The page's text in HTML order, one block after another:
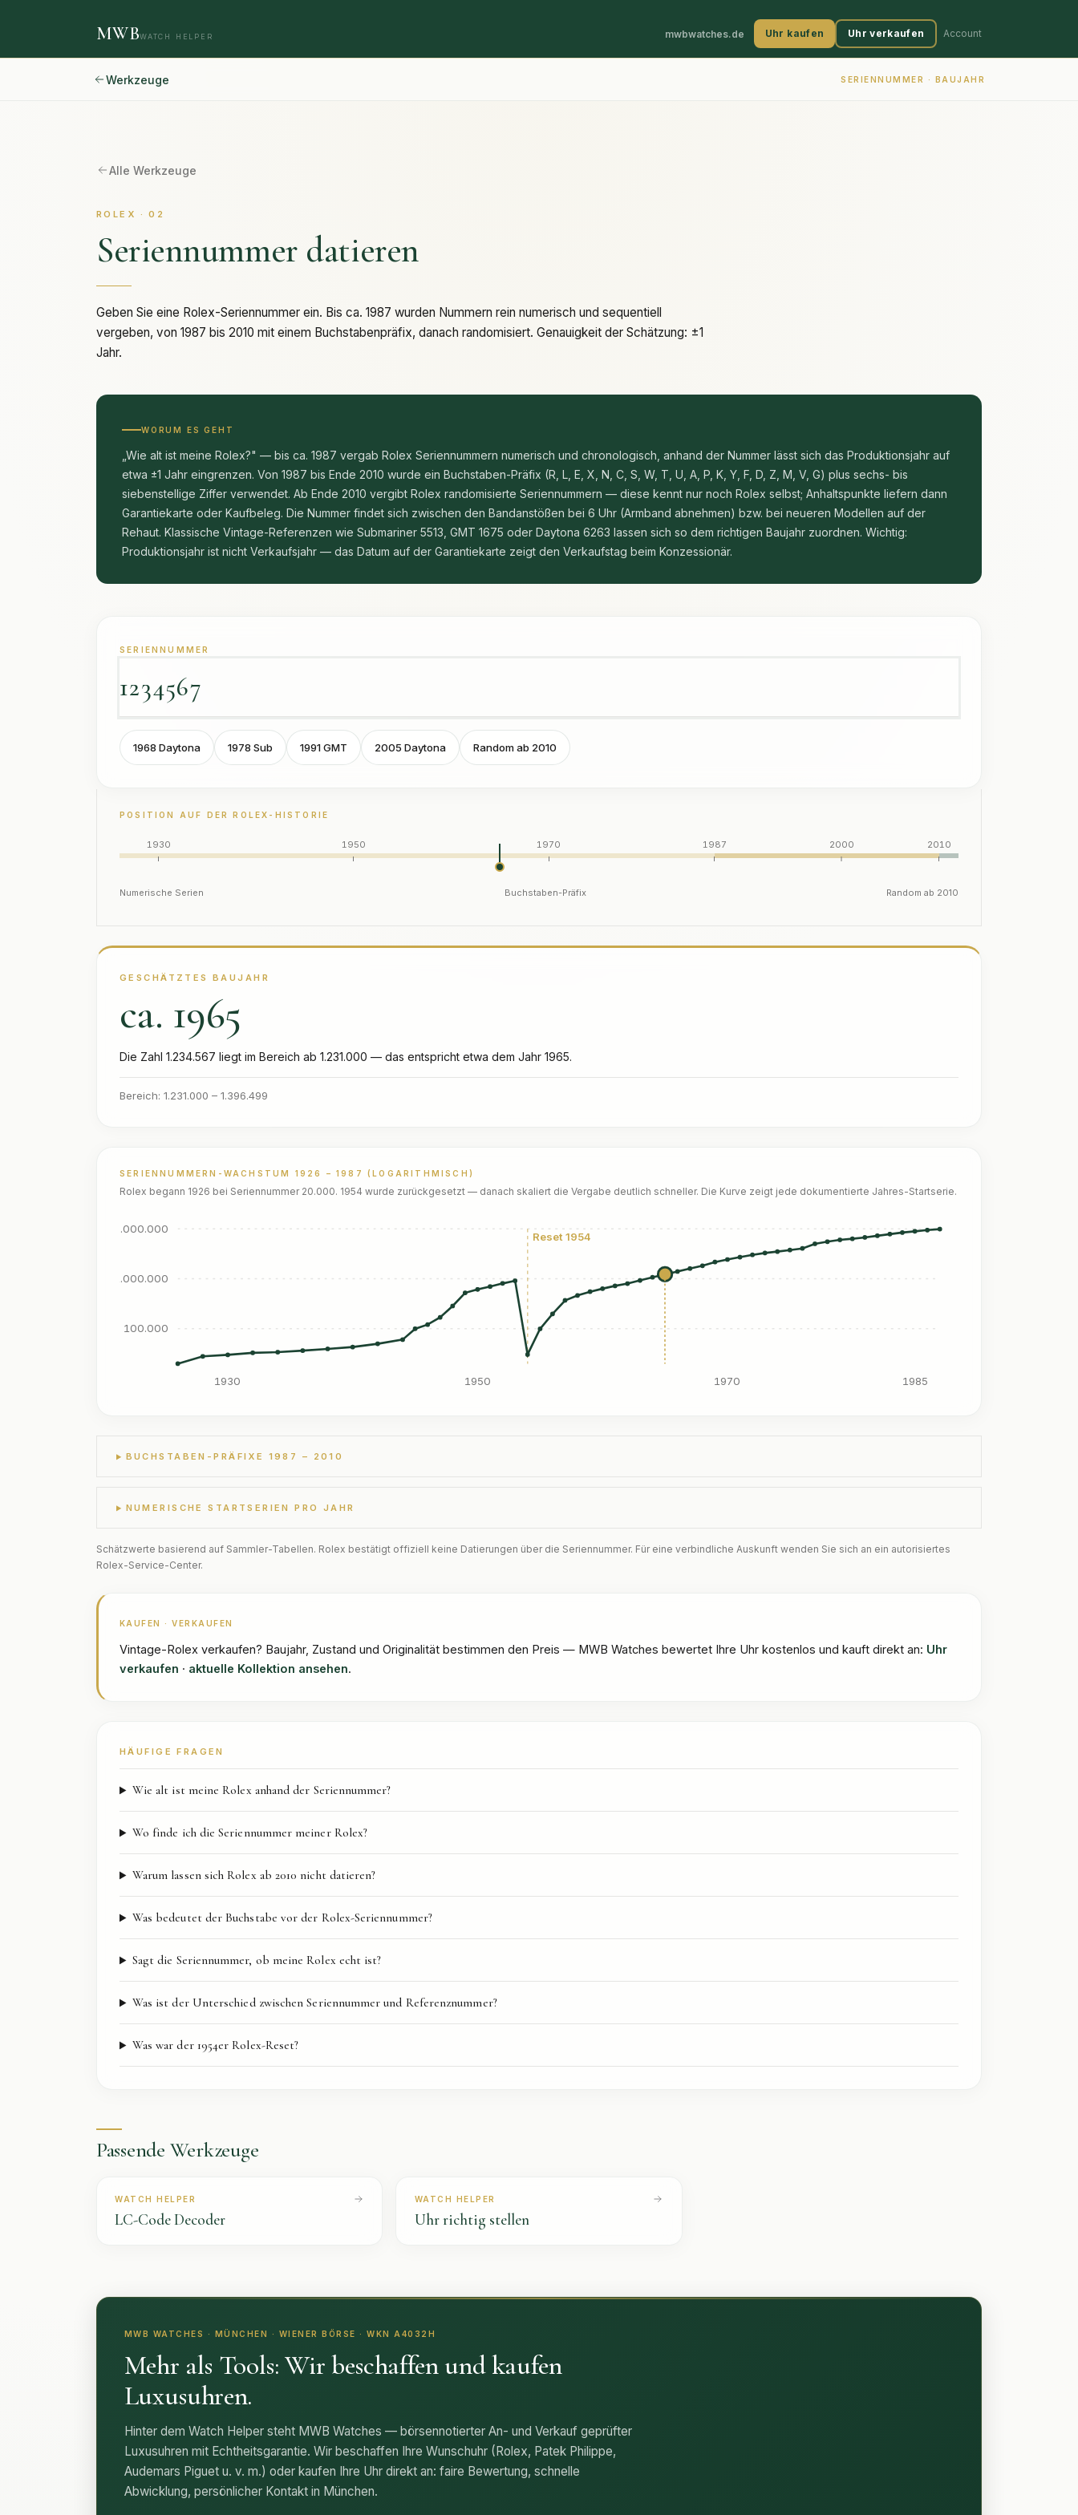
MWBWATCH HELPER mwbwatches.de Uhr kaufen Uhr verkaufen Account
Werkzeuge SERIENNUMMER · BAUJAHR
Alle Werkzeuge
ROLEX · 02
Seriennummer datieren
Geben Sie eine Rolex-Seriennummer ein. Bis ca. 1987 wurden Nummern rein numerisch und sequentiell
vergeben, von 1987 bis 2010 mit einem Buchstabenpräfix, danach randomisiert. Genauigkeit der Schätzung: ±1
Jahr.
WORUM ES GEHT
„Wie alt ist meine Rolex?" — bis ca. 1987 vergab Rolex Seriennummern numerisch und chronologisch, anhand der Nummer lässt sich das Produktionsjahr auf
etwa ±1 Jahr eingrenzen. Von 1987 bis Ende 2010 wurde ein Buchstaben-Präfix (R, L, E, X, N, C, S, W, T, U, A, P, K, Y, F, D, Z, M, V, G) plus sechs- bis
siebenstellige Ziffer verwendet. Ab Ende 2010 vergibt Rolex randomisierte Seriennummern — diese kennt nur noch Rolex selbst; Anhaltspunkte liefern dann
Garantiekarte oder Kaufbeleg. Die Nummer findet sich zwischen den Bandanstößen bei 6 Uhr (Armband abnehmen) bzw. bei neueren Modellen auf der
Rehaut. Klassische Vintage-Referenzen wie Submariner 5513, GMT 1675 oder Daytona 6263 lassen sich so dem richtigen Baujahr zuordnen. Wichtig:
Produktionsjahr ist nicht Verkaufsjahr — das Datum auf der Garantiekarte zeigt den Verkaufstag beim Konzessionär.
SERIENNUMMER
1968 Daytona 1978 Sub 1991 GMT 2005 Daytona Random ab 2010
POSITION AUF DER ROLEX-HISTORIE
1930 1950 1970 1987 2000 2010
Numerische Serien Buchstaben-Präfix Random ab 2010
GESCHÄTZTES BAUJAHR
ca. 1965
Die Zahl 1.234.567 liegt im Bereich ab 1.231.000 — das entspricht etwa dem Jahr 1965.
Bereich: 1.231.000 – 1.396.499
SERIENNUMMERN-WACHSTUM 1926 – 1987 (LOGARITHMISCH)
Rolex begann 1926 bei Seriennummer 20.000. 1954 wurde zurückgesetzt — danach skaliert die Vergabe deutlich schneller. Die Kurve zeigt jede dokumentierte Jahres-Startserie.
100.000
1.000.000
10.000.000
1930 1950 1970 1985
Reset 1954
BUCHSTABEN-PRÄFIXE 1987 – 2010
NUMERISCHE STARTSERIEN PRO JAHR
Schätzwerte basierend auf Sammler-Tabellen. Rolex bestätigt offiziell keine Datierungen über die Seriennummer. Für eine verbindliche Auskunft wenden Sie sich an ein autorisiertes
Rolex-Service-Center.
KAUFEN · VERKAUFEN
Vintage-Rolex verkaufen? Baujahr, Zustand und Originalität bestimmen den Preis — MWB Watches bewertet Ihre Uhr kostenlos und kauft direkt an: Uhr
verkaufen · aktuelle Kollektion ansehen.
HÄUFIGE FRAGEN
Wie alt ist meine Rolex anhand der Seriennummer?
Wo finde ich die Seriennummer meiner Rolex?
Warum lassen sich Rolex ab 2010 nicht datieren?
Was bedeutet der Buchstabe vor der Rolex-Seriennummer?
Sagt die Seriennummer, ob meine Rolex echt ist?
Was ist der Unterschied zwischen Seriennummer und Referenznummer?
Was war der 1954er Rolex-Reset?
Passende Werkzeuge
WATCH HELPER
LC-Code Decoder
WATCH HELPER
Uhr richtig stellen
MWB WATCHES · MÜNCHEN · WIENER BÖRSE · WKN A4032H
Mehr als Tools: Wir beschaffen und kaufen
Luxusuhren.
Hinter dem Watch Helper steht MWB Watches — börsennotierter An- und Verkauf geprüfter
Luxusuhren mit Echtheitsgarantie. Wir beschaffen Ihre Wunschuhr (Rolex, Patek Philippe,
Audemars Piguet u. v. m.) oder kaufen Ihre Uhr direkt an: faire Bewertung, schnelle
Abwicklung, persönlicher Kontakt in München.